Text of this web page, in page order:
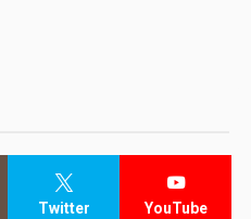
Twitter YouTube